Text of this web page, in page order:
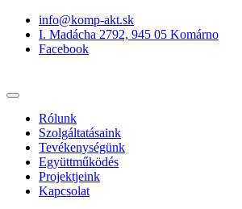
info@komp-akt.sk
I. Madácha 2792, 945 05 Komárno
Facebook
Rólunk
Szolgáltatásaink
Tevékenységünk
Együttműködés
Projektjeink
Kapcsolat